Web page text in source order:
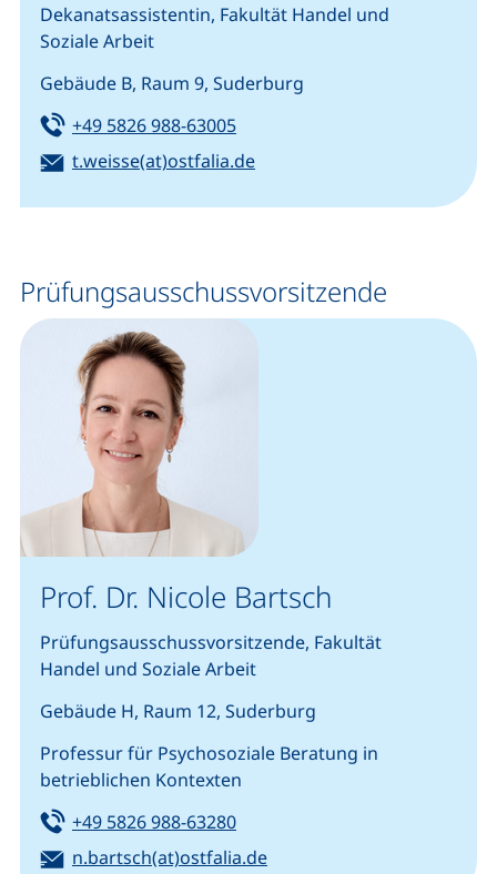
Dekanatsassistentin, Fakultät Handel und
Soziale Arbeit
Gebäude B, Raum 9, Suderburg
Tel:
+49 5826 988-63005(startet einen Telefonanruf,
E-Mail:
t.weisse(at)ostfalia.de(öffnet Ihr E-Mail-Programm)
Ansprechpersonen (Kopie 2)
Prüfungsausschussvorsitzende
Prof. Dr. Nicole Bartsch
Prüfungsausschussvorsitzende, Fakultät
Handel und Soziale Arbeit
Gebäude H, Raum 12, Suderburg
Professur für Psychosoziale Beratung in
betrieblichen Kontexten
Tel:
+49 5826 988-63280(startet einen Telefonanruf,
E-Mail:
n.bartsch(at)ostfalia.de(öffnet Ihr E-Mail-